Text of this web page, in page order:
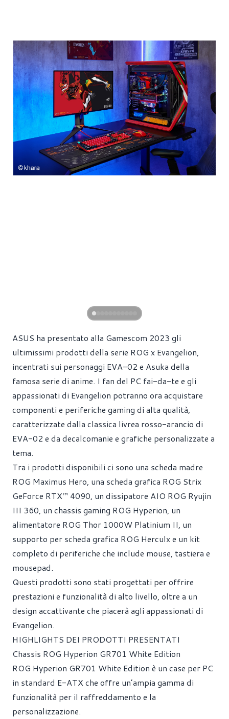
ASUS ha presentato alla Gamescom 2023 gli
ultimissimi prodotti della serie ROG x Evangelion,
incentrati sui personaggi EVA-02 e Asuka della
famosa serie di anime. I fan del PC fai-da-te e gli
appassionati di Evangelion potranno ora acquistare
componenti e periferiche gaming di alta qualità,
caratterizzate dalla classica livrea rosso-arancio di
EVA-02 e da decalcomanie e grafiche personalizzate a
tema.
Tra i prodotti disponibili ci sono una scheda madre
ROG Maximus Hero, una scheda grafica ROG Strix
GeForce RTX™ 4090, un dissipatore AIO ROG Ryujin
III 360, un chassis gaming ROG Hyperion, un
alimentatore ROG Thor 1000W Platinium II, un
supporto per scheda grafica ROG Herculx e un kit
completo di periferiche che include mouse, tastiera e
mousepad.
Questi prodotti sono stati progettati per offrire
prestazioni e funzionalità di alto livello, oltre a un
design accattivante che piacerà agli appassionati di
Evangelion.
HIGHLIGHTS DEI PRODOTTI PRESENTATI
Chassis ROG Hyperion GR701 White Edition
ROG Hyperion GR701 White Edition è un case per PC
in standard E-ATX che offre un’ampia gamma di
funzionalità per il raffreddamento e la
personalizzazione.